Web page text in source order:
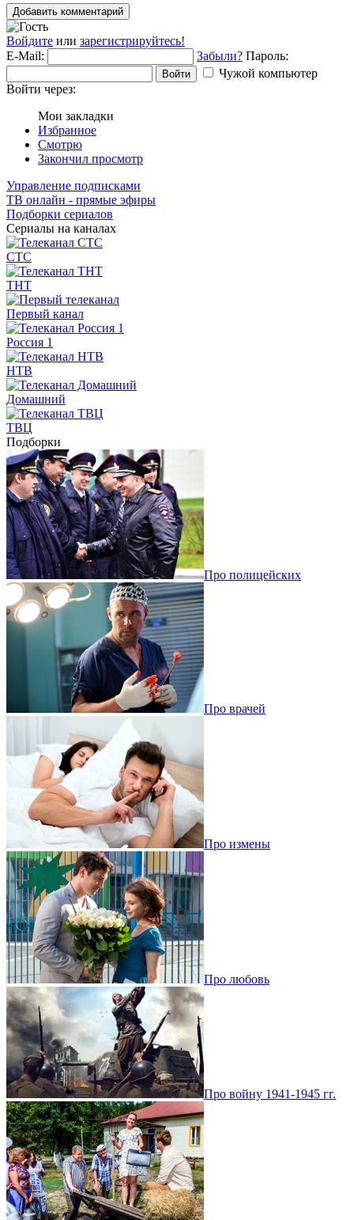
Добавить комментарий
Войдите или зарегистрируйтесь!
E-Mail:
Забыли? Пароль:
Войти
Чужой компьютер
Войти через:
Мои закладки
Избранное
Смотрю
Закончил просмотр
Управление подписками
ТВ онлайн - прямые эфиры
Подборки сериалов
Сериалы на каналах
СТС
ТНТ
Первый канал
Россия 1
НТВ
Домашний
ТВЦ
Подборки
Про полицейских
Про врачей
Про измены
Про любовь
Про войну 1941-1945 гг.